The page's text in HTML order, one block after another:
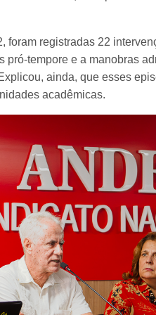
foram registradas 22
pró-tempore e a manobras
ainda, que esses
acadêmicas.